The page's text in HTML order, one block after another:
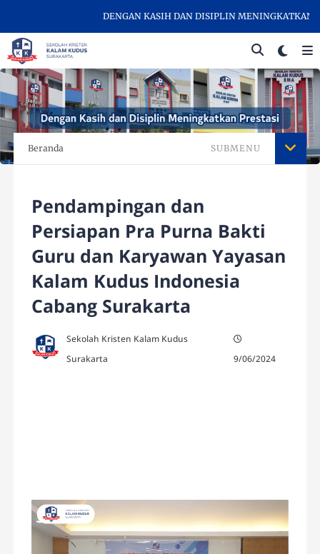
DENGAN KASIH DAN DISIPLIN MENINGKATKAN
Beranda SUBMENU
Pendampingan dan
Persiapan Pra Purna Bakti
Guru dan Karyawan Yayasan
Kalam Kudus Indonesia
Cabang Surakarta
Sekolah Kristen Kalam Kudus
Surakarta
9/06/2024